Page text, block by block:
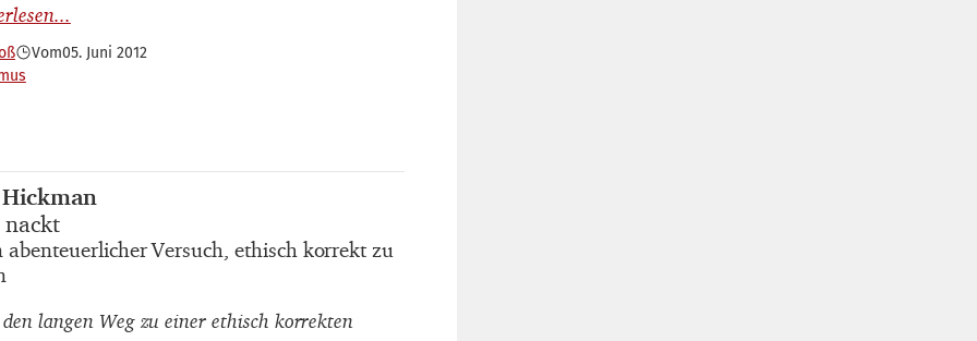
Vom05. Juni 2012
nackt
abenteuerlicher Versuch, ethisch korrekt zu
den langen Weg zu einer ethisch korrekten